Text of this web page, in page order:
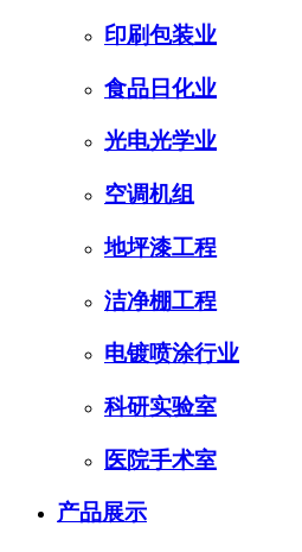
印刷包装业
食品日化业
光电光学业
空调机组
地坪漆工程
洁净棚工程
电镀喷涂行业
科研实验室
医院手术室
产品展示